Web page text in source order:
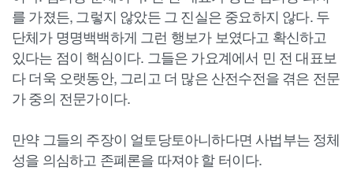
를 가졌든, 그렇지 않았든 그 진실은 중요하지 않다. 두
단체가 명명백백하게 그런 행보가 보였다고 확신하고
있다는 점이 핵심이다. 그들은 가요계에서 민 전 대표보
다 더욱 오랫동안, 그리고 더 많은 산전수전을 겪은 전문
가 중의 전문가이다.
만약 그들의 주장이 얼토당토아니하다면 사법부는 정체
성을 의심하고 존폐론을 따져야 할 터이다.